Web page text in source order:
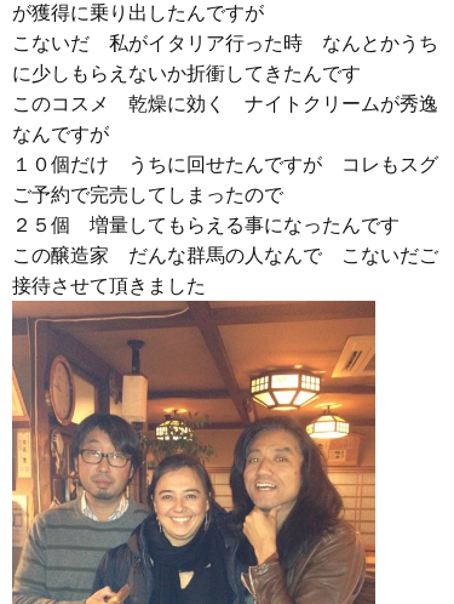
が獲得に乗り出したんですが
こないだ 私がイタリア行った時 なんとかうち
に少しもらえないか折衝してきたんです
このコスメ 乾燥に効く ナイトクリームが秀逸
なんですが
１０個だけ うちに回せたんですが コレもスグ
ご予約で完売してしまったので
２５個 増量してもらえる事になったんです
この醸造家 だんな群馬の人なんで こないだご
接待させて頂きました